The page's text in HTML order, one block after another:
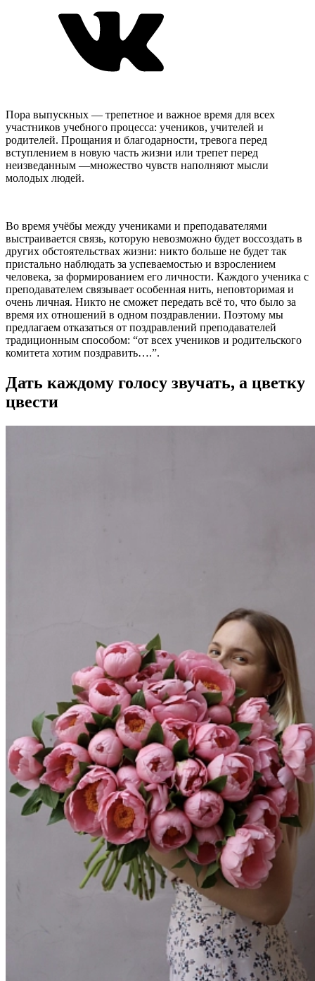
Пора выпускных — трепетное и важное время для всех
участников учебного процесса: учеников, учителей и
родителей. Прощания и благодарности, тревога перед
вступлением в новую часть жизни или трепет перед
неизведанным —множество чувств наполняют мысли
молодых людей.
Во время учёбы между учениками и преподавателями
выстраивается связь, которую невозможно будет воссоздать в
других обстоятельствах жизни: никто больше не будет так
пристально наблюдать за успеваемостью и взрослением
человека, за формированием его личности. Каждого ученика с
преподавателем связывает особенная нить, неповторимая и
очень личная. Никто не сможет передать всё то, что было за
время их отношений в одном поздравлении. Поэтому мы
предлагаем отказаться от поздравлений преподавателей
традиционным способом: “от всех учеников и родительского
комитета хотим поздравить….”.
Дать каждому голосу звучать, а цветку
цвести